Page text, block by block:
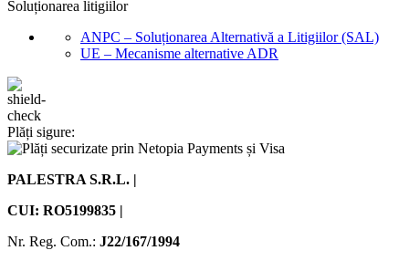
Soluționarea litigiilor
ANPC – Soluționarea Alternativă a Litigiilor (SAL)
UE – Mecanisme alternative ADR
Plăți sigure:
PALESTRA S.R.L. |
CUI: RO5199835 |
Nr. Reg. Com.: J22/167/1994